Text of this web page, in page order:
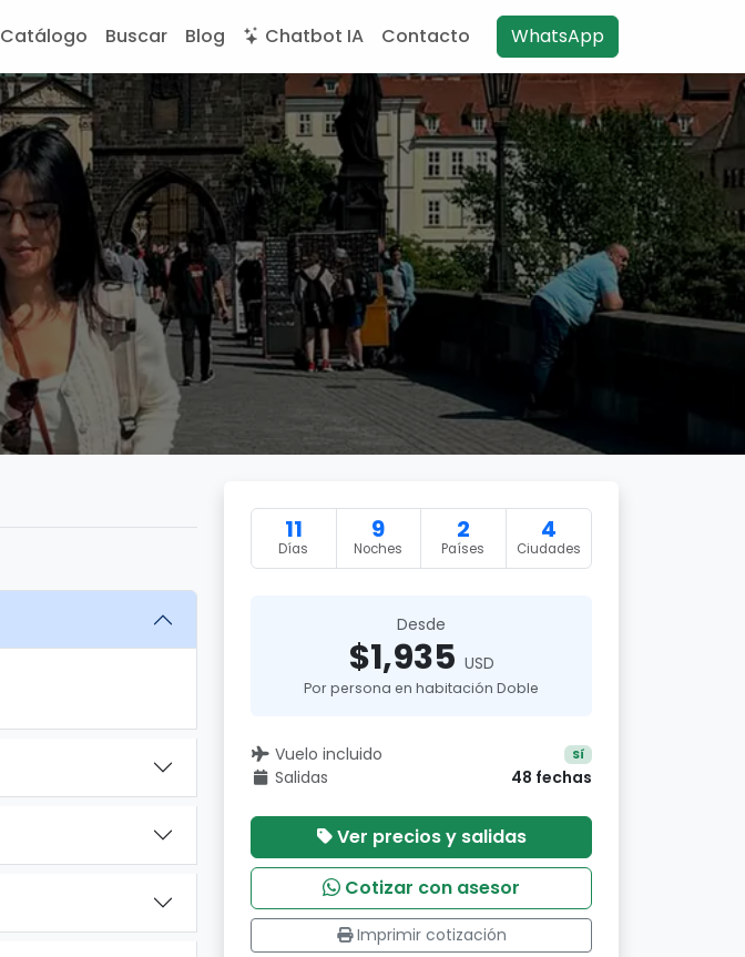
Catálogo Buscar Blog Chatbot IA Contacto WhatsApp
11
Días
9
Noches
2
Países
4
Ciudades
Desde
$1,935 USD
Por persona en habitación Doble
Vuelo incluido Sí
Salidas 48 fechas
Ver precios y salidas
Cotizar con asesor
Imprimir cotización